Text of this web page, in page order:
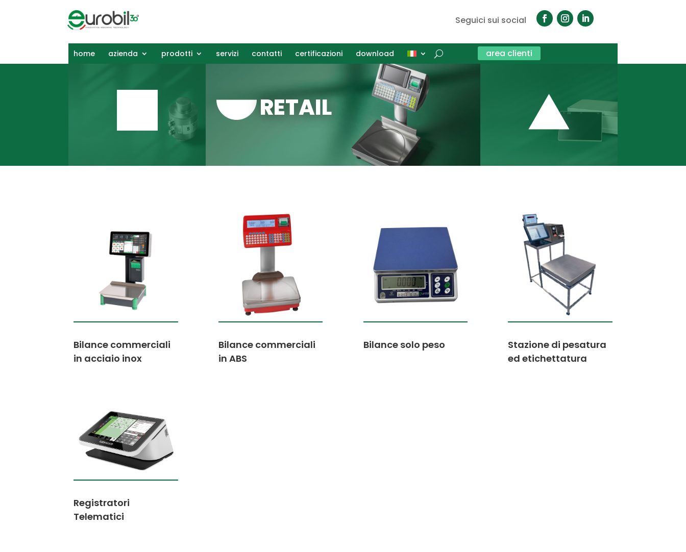
Seguici sui social
home azienda prodotti servizi contatti certificazioni download area clienti
RETAIL
Bilance commerciali
in acciaio inox
Bilance commerciali
in ABS
Bilance solo peso
Stazione di pesatura
ed etichettatura
Registratori
Telematici